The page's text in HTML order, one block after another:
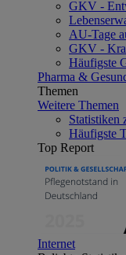
GKV -
AU-Tage
GKV -
Häufigste
Pharma &
Themen
Weitere Themen
Statistiken
Häufigste
Top Report
Internet